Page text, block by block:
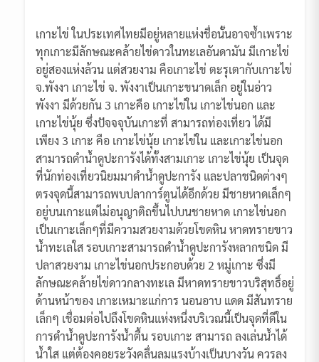
เกาะไข่ ในประเทศไทยมีอยู่หลายแห่งชื่อนั้นอาจซ้ำเพราะ
ทุกเกาะมีลักษณะคล้ายไข่ดาวในทะเลอันดามัน มีเกาะไข่
อยู่สองแห่งล้วน แต่สวยงาม คือเกาะไข่ ตะรุเตากับเกาะไข่
จ.พังงา เกาะไข่ จ. พังงาเป็นเกาะขนาดเล็ก อยู่ในอ่าว
พังงา มีด้วยกัน 3 เกาะคือ เกาะไข่ใน เกาะไข่นอก และ
เกาะไข่นุ้ย ซึ่งปัจจจุบันเกาะที่ สามารถท่องเที่ยว ได้มี
เพียง 3 เกาะ คือ เกาะไข่นุ้ย เกาะไข่ใน และเกาะไข่นอก
สามารถดำน้ำดูปะการังได้ทั้งสามเกาะ เกาะไข่นุ้ย เป็นจุด
ที่นักท่องเที่ยวนิยมมาดำน้ำดูปะการัง และปลาชนิดต่างๆ
ตรงจุดนี้สามารถพบปลาการ์ตูนได้อีกด้วย มีชายหาดเล็กๆ
อยู่บนเกาะแต่ไม่อนุญาติถขึ้นไปบนชายหาด เกาะไข่นอก
เป็นเกาะเล็กๆที่มีความสวยงามด้วยโขดหิน หาดทรายขาว
น้ำทะเลใส รอบเกาะสามารถดำน้ำดูปะการังหลากชนิด มี
ปลาสวยงาม เกาะไข่นอกประกอบด้วย 2 หมู่เกาะ ซึ่งมี
ลักษณะคล้ายไข่ดาวกลางทะเล มีหาดทรายขาวบริสุทธิ์อยู่
ด้านหน้าของ เกาะเหมาะแก่การ นอนอาบ แดด มีสันทราย
เล็กๆ เชื่อมต่อไปถึงโขดหินแห่งหนึ่งบริเวณนี้เป็นจุดที่ดีใน
การดำน้ำดูปะการังน้ำตื้น รอบเกาะ สามารถ ลงเล่นน้ำได้
น้ำใส แต่ต้องคอยระวังคลื่นลมแรงบ้างเป็นบางวัน ควรลง